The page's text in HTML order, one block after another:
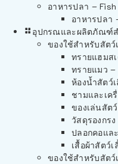
อาหารปลา – Fish
อาหารปลา
อุปกรณและผลิตภัณฑ์ส
ของใช้สำหรับสัตว์
ทรายแฮมส
ทรายแมว –
ห้องน้ำสัตว์
ชามและเค
ของเล่นสัต
วัสดุรองกร
ปลอกคอแล
เสื้อผ้าสัตว์
ของใช้สำหรับสัตว์